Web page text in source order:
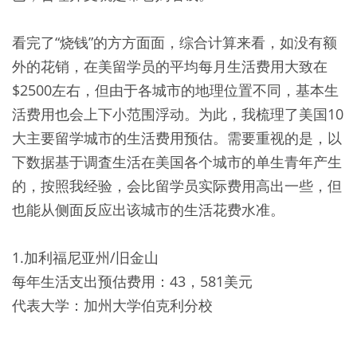
看完了“烧钱”的方方面面，综合计算来看，如没有额
外的花销，在美留学员的平均每月生活费用大致在
$2500左右，但由于各城市的地理位置不同，基本生
活费用也会上下小范围浮动。为此，我梳理了美国10
大主要留学城市的生活费用预估。需要重视的是，以
下数据基于调査生活在美国各个城市的单生青年产生
的，按照我经验，会比留学员实际费用高出一些，但
也能从侧面反应出该城市的生活花费水准。
1.加利福尼亚州/旧金山
每年生活支出预估费用：43，581美元
代表大学：加州大学伯克利分校